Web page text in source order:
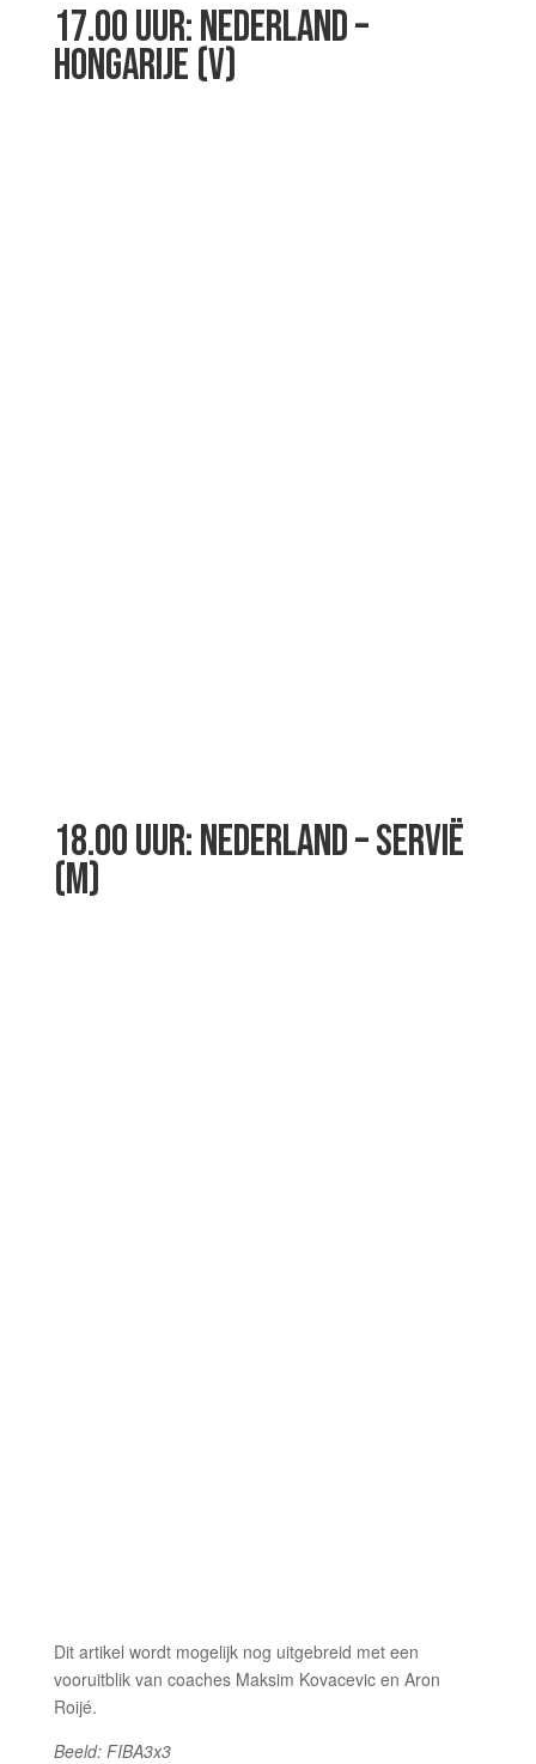
17.00 UUR: NEDERLAND –
HONGARIJE (V)
18.00 UUR: NEDERLAND – SERVIË
(M)
Dit artikel wordt mogelijk nog uitgebreid met een
vooruitblik van coaches Maksim Kovacevic en Aron
Roijé.
Beeld: FIBA3x3